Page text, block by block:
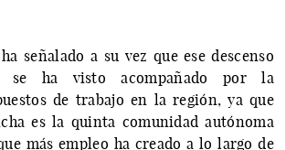
señalado a su vez que ese descenso
se ha visto acompañado por la
de trabajo en la región, ya que
es la quinta comunidad autónoma
más empleo ha creado a lo largo de